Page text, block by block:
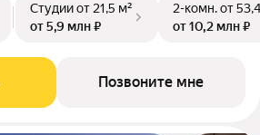
Студииот 21,5 м²
от 5,9 млн ₽
2-комн.от
от 10,2 млн ₽
Позвоните мне